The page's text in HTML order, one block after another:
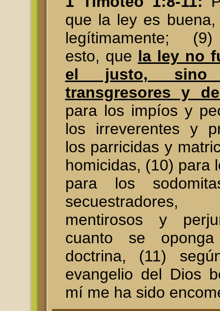
que la ley es
legítimamente;
esto, que la ley no
el justo,
transgresores y
para los impíos y
los irreverentes y
los parricidas y
homicidas, (10) para
para los
mentirosos y
cuanto se
doctrina, (11)
evangelio del Dios
mí me ha sido